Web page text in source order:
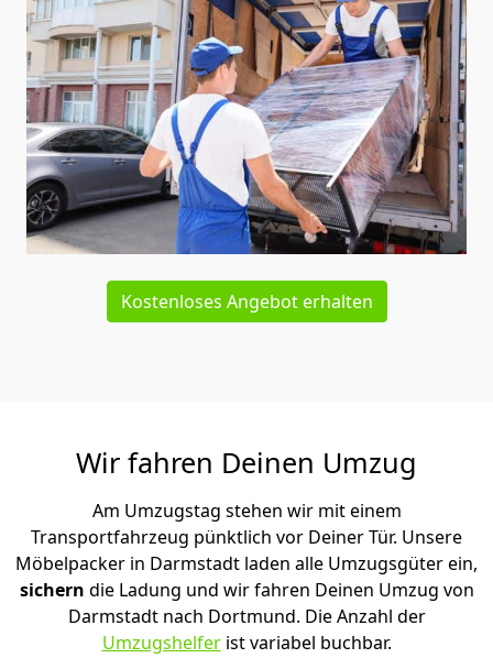
Kostenloses Angebot erhalten
Wir fahren Deinen Umzug
Am Umzugstag stehen wir mit einem
Transportfahrzeug pünktlich vor Deiner Tür. Unsere
Möbelpacker in Darmstadt laden alle Umzugsgüter ein,
sichern die Ladung und wir fahren Deinen Umzug von
Darmstadt nach Dortmund. Die Anzahl der
Umzugshelferist variabel buchbar.